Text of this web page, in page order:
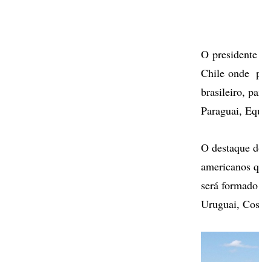
O
Chile onde
brasileiro,
Paraguai,
O destaque
americanos
será
Uruguai,